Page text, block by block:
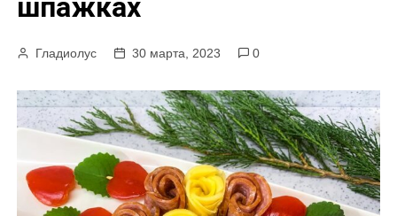
шпажках
Гладиолус 30 марта, 2023 0